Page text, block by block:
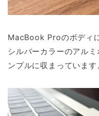
MacBook Proのボディ
シルバーカラーのアル
ンプルに収まっています